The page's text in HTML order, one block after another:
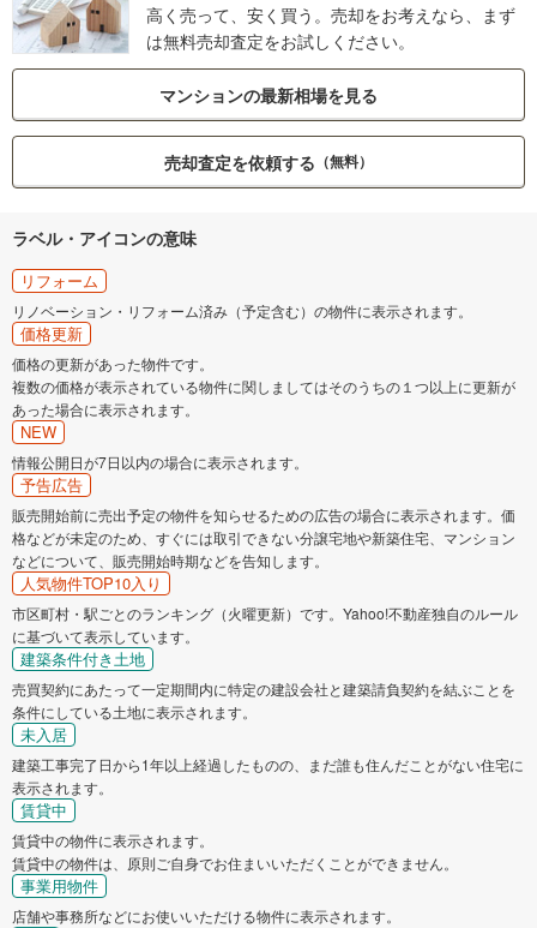
高く売って、安く買う。売却をお考えなら、まず
は無料売却査定をお試しください。
マンションの最新相場を見る
売却査定を依頼する （無料）
ラベル・アイコンの意味
リフォーム
リノベーション・リフォーム済み（予定含む）の物件に表示されます。
価格更新
価格の更新があった物件です。
複数の価格が表示されている物件に関しましてはそのうちの１つ以上に更新が
あった場合に表示されます。
NEW
情報公開日が7日以内の場合に表示されます。
予告広告
販売開始前に売出予定の物件を知らせるための広告の場合に表示されます。価
格などが未定のため、すぐには取引できない分譲宅地や新築住宅、マンション
などについて、販売開始時期などを告知します。
人気物件TOP10入り
市区町村・駅ごとのランキング（火曜更新）です。Yahoo!不動産独自のルール
に基づいて表示しています。
建築条件付き土地
売買契約にあたって一定期間内に特定の建設会社と建築請負契約を結ぶことを
条件にしている土地に表示されます。
未入居
建築工事完了日から1年以上経過したものの、まだ誰も住んだことがない住宅に
表示されます。
賃貸中
賃貸中の物件に表示されます。
賃貸中の物件は、原則ご自身でお住まいいただくことができません。
事業用物件
店舗や事務所などにお使いいただける物件に表示されます。